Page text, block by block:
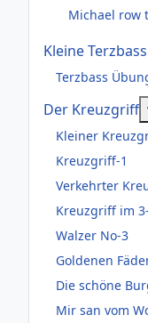
Michael row
Kleine
Terzbass
Der Kreuzgriff
Kleiner
Kreuzgriff-1
Verkehrter
Kreuzgriff im
Walzer No-3
Goldenen
Die schöne
Mir san vom